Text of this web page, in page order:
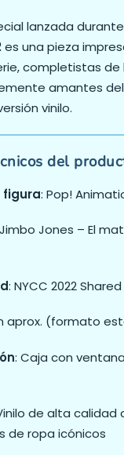
lanzada
es una pieza
completistas de
amantes
vinilo.
del
figura: Pop!
Jones – El
: NYCC 2022
aprox. (formato
: Caja con
de alta calidad
de ropa icónicos